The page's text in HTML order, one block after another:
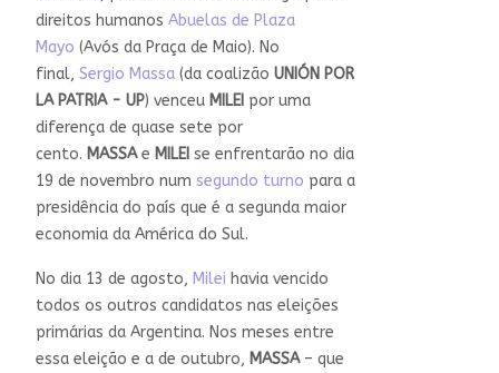
direitos humanos Abuelas de Plaza
Mayo (Avós da Praça de Maio). No
final, Sergio Massa(da coalizão UNIÓN POR
LA PATRIA - UP) venceu MILEI por uma
diferença de quase sete por
cento. MASSAe MILEI se enfrentarão no dia
19 de novembro num segundo turno para a
presidência do país que é a segunda maior
economia da América do Sul.
No dia 13 de agosto, Milei havia vencido
todos os outros candidatos nas eleições
primárias da Argentina. Nos meses entre
essa eleição e a de outubro, MASSA– que